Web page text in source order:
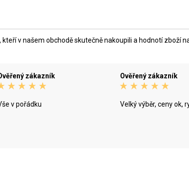
v našem obchodě skutečně nakoupili a hodnotí
zákazník
v pořádku
Ověřený zákazník
Velký výběr, ceny ok,